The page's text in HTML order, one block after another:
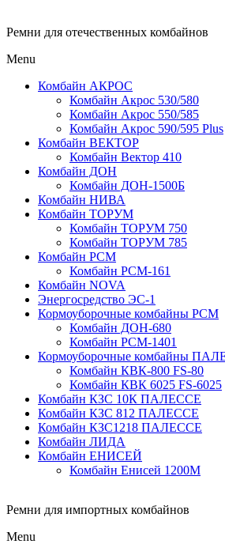
Ремни для отечественных комбайнов
Menu
Комбайн АКРОС
Комбайн Акрос 530/580
Комбайн Акрос 550/585
Комбайн Акрос 590/595 Plus
Комбайн ВЕКТОР
Комбайн Вектор 410
Комбайн ДОН
Комбайн ДОН-1500Б
Комбайн НИВА
Комбайн ТОРУМ
Комбайн ТОРУМ 750
Комбайн ТОРУМ 785
Комбайн РСМ
Комбайн РСМ-161
Комбайн NOVA
Энергосредство ЭС-1
Кормоуборочные комбайны РСМ
Комбайн ДОН-680
Комбайн РСМ-1401
Кормоуборочные комбайны
Комбайн КВК-800 FS-80
Комбайн КВК 6025 FS-6025
Комбайн КЗС 10К ПАЛЕССЕ
Комбайн КЗС 812 ПАЛЕССЕ
Комбайн КЗС1218 ПАЛЕССЕ
Комбайн ЛИДА
Комбайн ЕНИСЕЙ
Комбайн Енисей 1200М
Ремни для импортных комбайнов
Menu